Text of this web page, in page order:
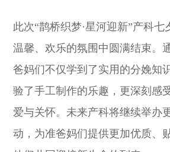
此次“鹊桥织梦·星河迎新”产科
温馨、欢乐的氛围中圆满结束。
爸妈们不仅学到了实用的分娩知
验了手工制作的乐趣，更深刻感
爱与关怀。未来产科将继续举办
动，为准爸妈们提供更加优质、